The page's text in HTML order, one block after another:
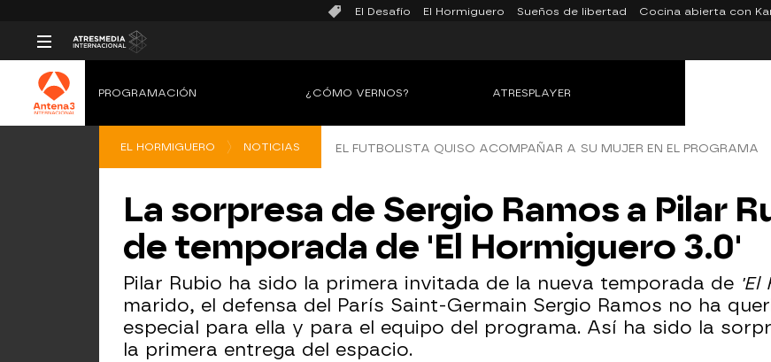
El Desafío El Hormiguero Sueños de libertad Cocina abierta con
PROGRAMACIÓN ¿CÓMO VERNOS? ATRESPLAYER
EL HORMIGUERO NOTICIAS EL FUTBOLISTA QUISO ACOMPAÑAR A SU MUJER EN EL PROGRAMA
La sorpresa de Sergio Ramos a Pilar
de temporada de 'El Hormiguero 3.0'
Pilar Rubio ha sido la primera invitada de la nueva temporada de 'El
marido, el defensa del París Saint-Germain Sergio Ramos no ha
especial para ella y para el equipo del programa. Así ha sido la
la primera entrega del espacio.